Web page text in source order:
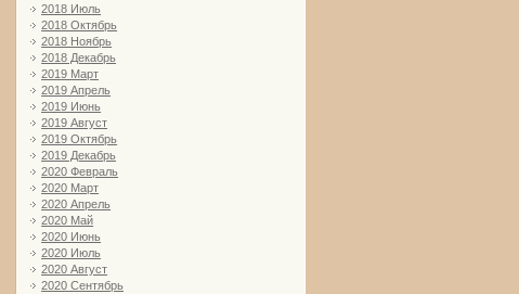
2018 Июль
2018 Октябрь
2018 Ноябрь
2018 Декабрь
2019 Март
2019 Апрель
2019 Июнь
2019 Август
2019 Октябрь
2019 Декабрь
2020 Февраль
2020 Март
2020 Апрель
2020 Май
2020 Июнь
2020 Июль
2020 Август
2020 Сентябрь